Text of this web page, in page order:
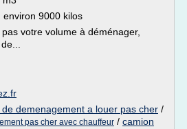
environ 9000 kilos
votre volume à déménager,
demenagement a louer pas cher /
pas cher avec chauffeur / camion